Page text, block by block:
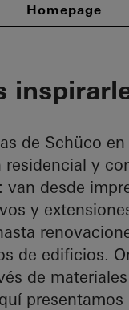
Homepage
de Schüco en
y
van desde
y
de edificios.
de
presentamos